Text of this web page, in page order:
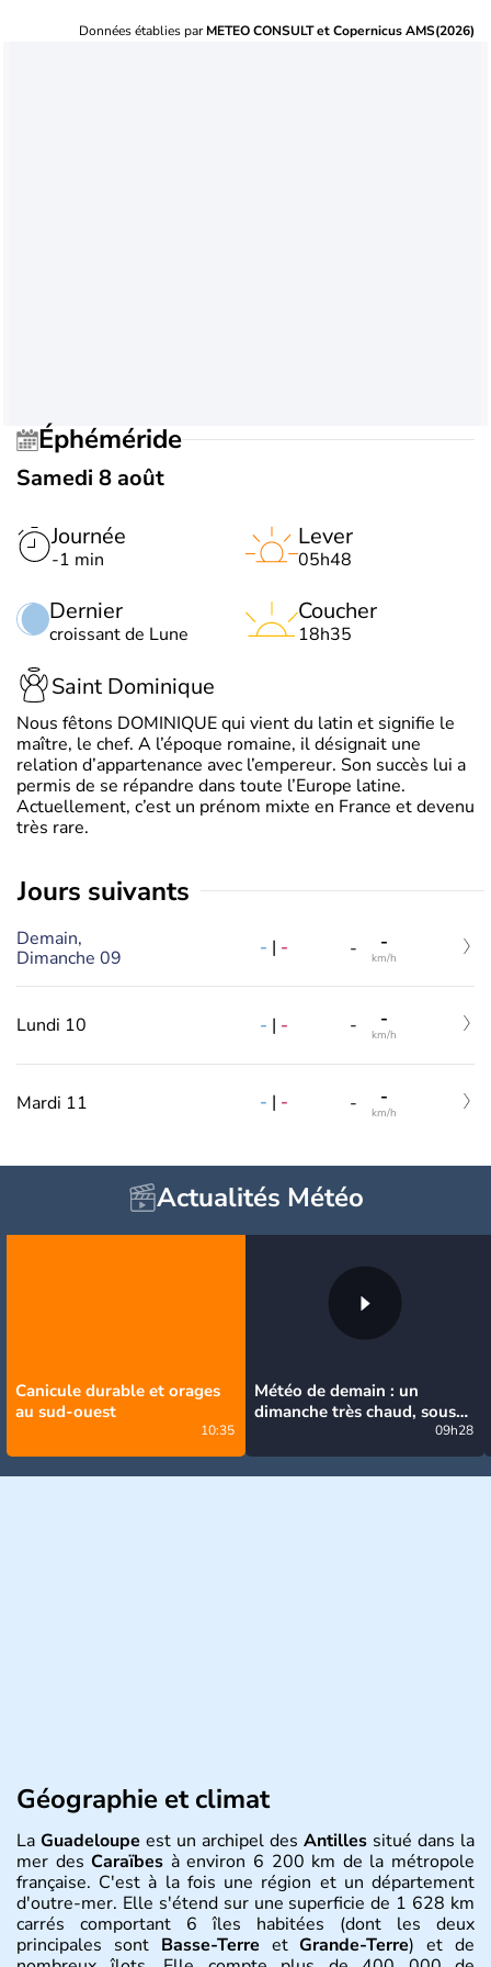
Données établies parMETEO CONSULT et Copernicus AMS(2026)
Éphéméride
Samedi 8 août
Journée
-1 min
Dernier
croissant de Lune
Lever
05h48
Coucher
18h35
Saint Dominique
Nous fêtons DOMINIQUE qui vient du latin et signifie le
maître, le chef. A l’époque romaine, il désignait une
relation d’appartenance avec l’empereur. Son succès lui a
permis de se répandre dans toute l’Europe latine.
Actuellement, c’est un prénom mixte en France et devenu
très rare.
jours suivants
Demain,
Dimanche 09
- | - - -
km/h
Lundi 10 - | - - -
km/h
Mardi 11 - | - - -
km/h
Actualités Météo
Canicule durable et orages
au sud-ouest
10:35
Météo de demain : un
dimanche très chaud, sous
orages
09h28
Géographie et climat
La Guadeloupe est un archipel des Antilles situé dans la
mer desCaraïbes à environ 6 200 km de la métropole
française. C'est à la fois une région et un département
d'outre-mer. Elle s'étend sur une superficie de 1 628 km
carrés comportant 6 îles habitées (dont les deux
principales sont Basse-Terre etGrande-Terre) et de